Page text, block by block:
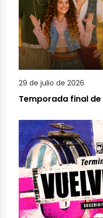
29 de julio de 2026
Temporada final de